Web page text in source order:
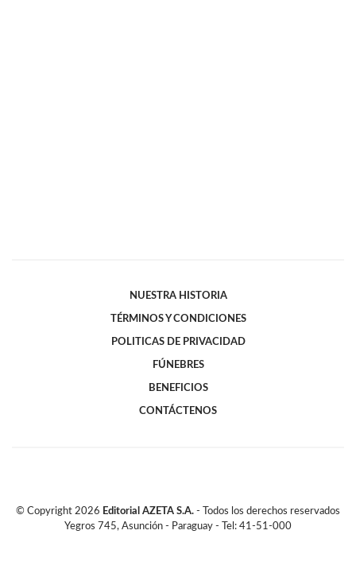
NUESTRA HISTORIA
TÉRMINOS Y CONDICIONES
POLITICAS DE PRIVACIDAD
FÚNEBRES
BENEFICIOS
CONTÁCTENOS
© Copyright 2026 Editorial AZETA S.A. - Todos los derechos reservados
Yegros 745, Asunción - Paraguay - Tel: 41-51-000